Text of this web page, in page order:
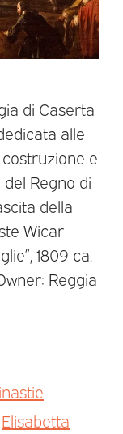
di Caserta
alle
e
Regno di
della
Wicar
1809 ca.
Reggia
Elisabetta